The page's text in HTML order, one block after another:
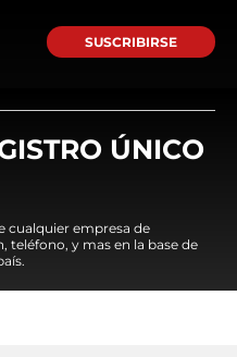
SUSCRIBIRSE
ÚNICO
cualquier empresa de
teléfono, y mas en la base de